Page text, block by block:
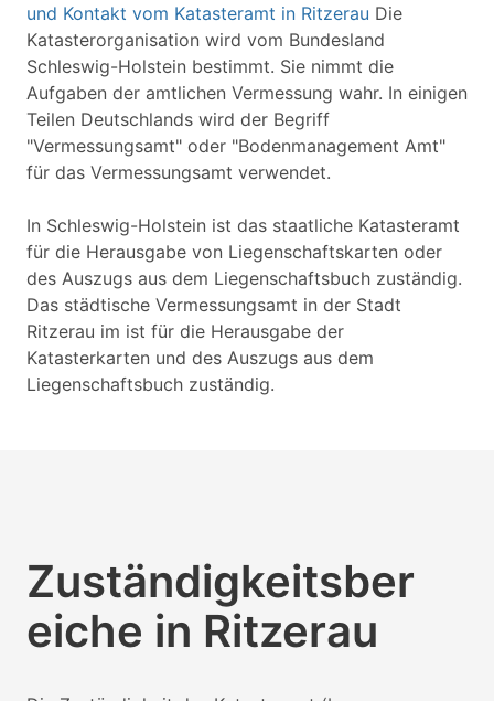
und Kontakt vom Katasteramt in Ritzerau Die
Katasterorganisation wird vom Bundesland
Schleswig-Holstein bestimmt. Sie nimmt die
Aufgaben der amtlichen Vermessung wahr. In einigen
Teilen Deutschlands wird der Begriff
"Vermessungsamt" oder "Bodenmanagement Amt"
für das Vermessungsamt verwendet.
In Schleswig-Holstein ist das staatliche Katasteramt
für die Herausgabe von Liegenschaftskarten oder
des Auszugs aus dem Liegenschaftsbuch zuständig.
Das städtische Vermessungsamt in der Stadt
Ritzerau im ist für die Herausgabe der
Katasterkarten und des Auszugs aus dem
Liegenschaftsbuch zuständig.
Zuständigkeitsber
eiche in Ritzerau